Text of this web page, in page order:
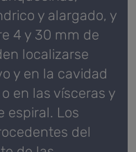
y alargado, y
4 y 30 mm de
localizarse
y en la cavidad
en las vísceras y
espiral. Los
del